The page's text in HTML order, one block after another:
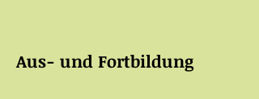
Aus- und Fortbildung